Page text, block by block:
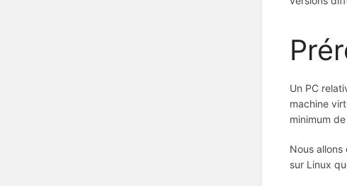
Un PC
machine
minimum
Nous
sur Linux